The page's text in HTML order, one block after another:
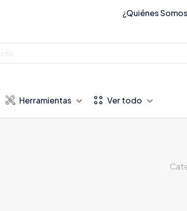
¿Quiénes
Herramientas Ver todo